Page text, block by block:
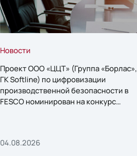
Новости
Проект ООО «ЦЦТ» (Группа «Борлас»,
ГК Softline) по цифровизации
производственной безопасности в
FESCO номинирован на конкурс
04.08.2026